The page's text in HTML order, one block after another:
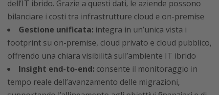
dell’IT ibrido. Grazie a questi dati, le aziende possono
bilanciare i costi tra infrastrutture cloud e on-premise
Gestione unificata: integra in un’unica vista i
footprint su on-premise, cloud privato e cloud pubblico,
offrendo una chiara visibilità sull’ambiente IT ibrido
Insight end-to-end: consente il monitoraggio in
tempo reale dell’avanzamento delle migrazioni,